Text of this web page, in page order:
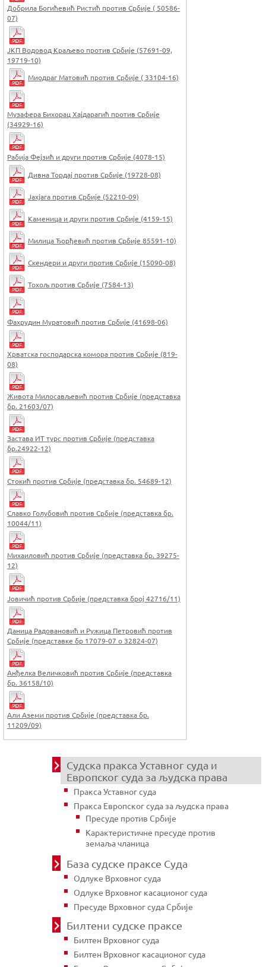
Добрила Богићевић Ристић против Србије ( 50586-
07)
ЈКП Водовод Краљево против Србије (57691-09,
19719-10)
Миодраг Матовић против Србије ( 33104-16)
Музафера Бихорац Хајдарагић против Србије
(34929-16)
Рабија Фејзић и други против Србије (4078-15)
Дивна Тордај против Србије (19728-08)
Јахјага против Србије (52210-09)
Каменица и други против Србије (4159-15)
Милица Ђорђевић против Србије 85591-10)
Скендери и други против Србије (15090-08)
Тохољ против Србије (7584-13)
Фахрудин Муратовић против Србије (41698-06)
Хрватска господарска комора против Србије (819-
08)
Живота Милосављевић против Србије (представка
бр. 21603/07)
Застава ИТ турс против Србије (представка
бр.24922-12)
Стокић против Србије (представка бр. 54689-12)
Славко Голубовић против Србије (представка бр.
10044/11)
Михаиловић против Србије (представка бр. 39275-
12)
Јовичић против Србије (представка број 42716/11)
Даница Радовановић и Ружица Петровић против
Србије (представке бр 17079-07 о 32824-07)
Анђелка Величковић против Србије (представка
бр. 36158/10)
Али Аземи против Србије (представка бр.
11209/09)
Судска пракса Уставног суда и
Европског суда за људска права
Пракса Уставног суда
Пракса Европског суда за људска права
Пресуде против Србије
Карактеристичне пресуде против
земаља чланица
База судске праксе Суда
Одлуке Врховног суда
Одлуке Врховног касационог суда
Пресуде Врховног суда Србије
Билтени судске праксе
Билтен Врховног суда
Билтен Врховног касационог суда